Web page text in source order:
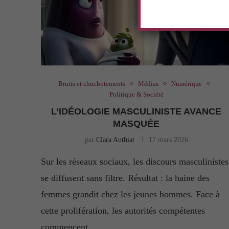
Bruits et chuchotements Médias
Numérique
Politique & Société
L’IDÉOLOGIE MASCULINISTE AVANCE
MASQUÉE
par Clara Authiat 17 mars 2026
Sur les réseaux sociaux, les discours masculinistes
se diffusent sans filtre. Résultat : la haine des
femmes grandit chez les jeunes hommes. Face à
cette prolifération, les autorités compétentes